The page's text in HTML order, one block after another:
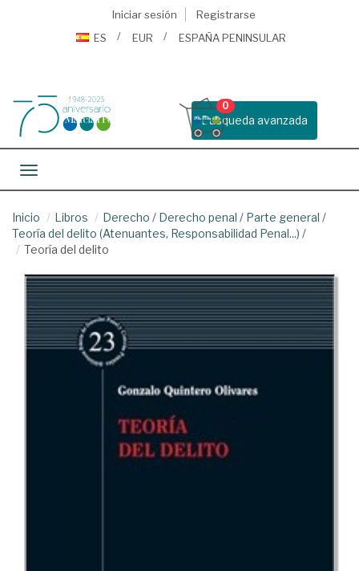
Iniciar sesión
Registrarse
ES
EUR ESPAÑA PENINSULAR
Busqueda avanzada
0
Toggle navigation
Inicio Libros Derecho / Derecho penal / Parte general /
Teoría del delito (Atenuantes, Responsabilidad Penal...) /
Teoría del delito